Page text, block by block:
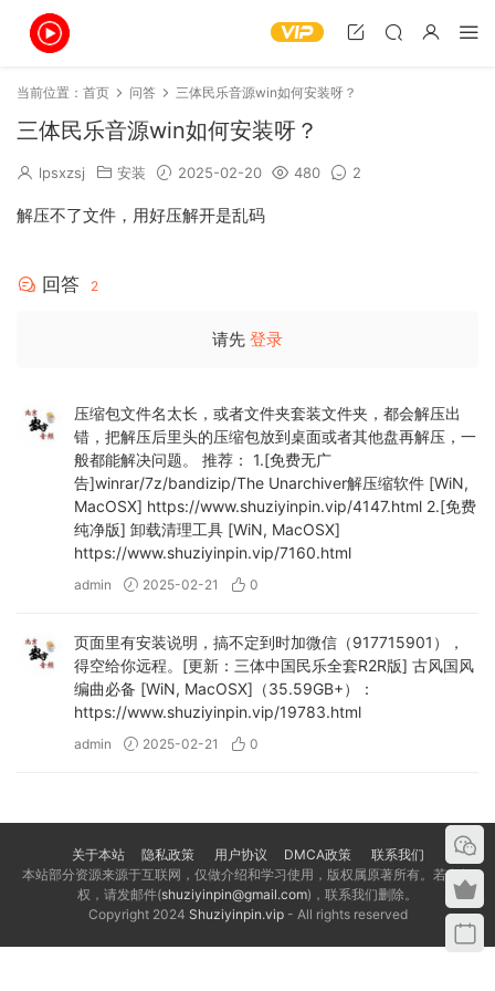
当前位置： 首页 问答 三体民乐音源win如何安装呀？
三体民乐音源win如何安装呀？
lpsxzsj 安装 2025-02-20 480 2
解压不了文件，用好压解开是乱码
回答 2
请先 登录
压缩包文件名太长，或者文件夹套装文件夹，都会解压出
错，把解压后里头的压缩包放到桌面或者其他盘再解压，一
般都能解决问题。 推荐： 1.[免费无广
告]winrar/7z/bandizip/The Unarchiver解压缩软件 [WiN,
MacOSX] https://www.shuziyinpin.vip/4147.html 2.[免费
纯净版] 卸载清理工具 [WiN, MacOSX]
https://www.shuziyinpin.vip/7160.html
admin 2025-02-21 0
页面里有安装说明，搞不定到时加微信（917715901），
得空给你远程。[更新：三体中国民乐全套R2R版] 古风国风
编曲必备 [WiN, MacOSX]（35.59GB+）：
https://www.shuziyinpin.vip/19783.html
admin 2025-02-21 0
关于本站 隐私政策 用户协议 DMCA政策
联系我们
本站部分资源来源于互联网，仅做介绍和学习使用，版权属原著所有。若有侵
权，请发邮件(shuziyinpin@gmail.com)，联系我们删除。
Copyright 2024 Shuziyinpin.vip- All rights reserved